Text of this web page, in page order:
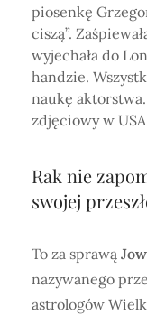
piosenkę
ciszą”.
wyjechała do
handzie.
naukę
zdjęciowy w
Rak nie
swojej
To za sprawą
nazywanego
astrologów